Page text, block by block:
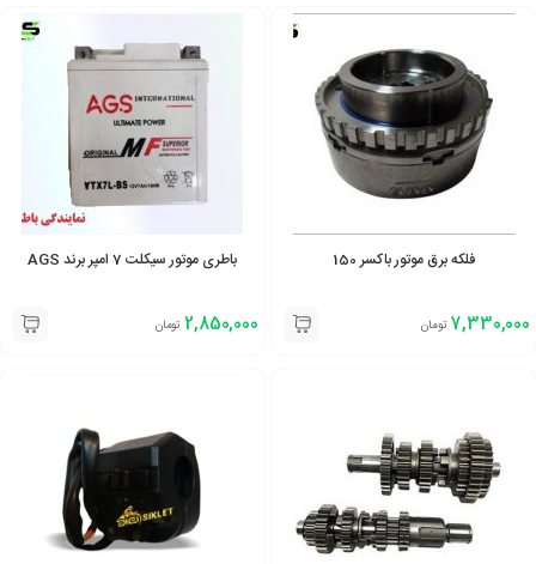
فلکه برق موتور باکسر 150
7,330,000 تومان
باطری موتور سیکلت 7 امپر برند AGS
2,850,000 تومان